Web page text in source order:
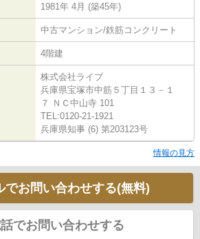
1981年 4月 (築45年)
中古マンション/鉄筋コンクリート
4階建
株式会社ライブ
兵庫県宝塚市中筋５丁目１３－１
７ ＮＣ中山寺 101
TEL:0120-21-1921
兵庫県知事 (6) 第203123号
情報の見方
でお問い合わせする(無料)
でお問い合わせする